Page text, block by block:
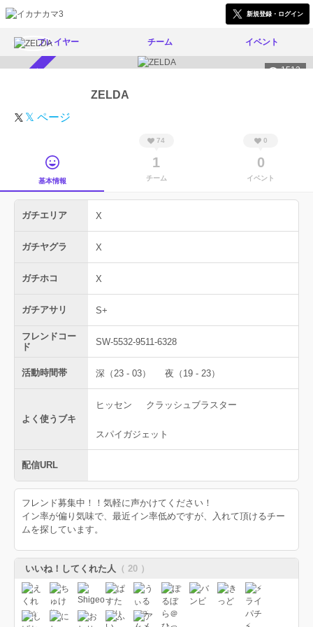
新規登録・ログイン
プレイヤー チーム イベント
1512
ZELDA
𝕏 ページ
基本情報
74
1
チーム
0
0
イベント
ガチエリア X
ガチヤグラ X
ガチホコ X
ガチアサリ S+
フレンドコー
ド
SW-5532-9511-6328
活動時間帯 深（23 - 03） 夜（19 - 23）
よく使うブキ
ヒッセン クラッシュブラスター
スパイガジェット
配信URL
フレンド募集中！！気軽に声かけてください！
イン率が偏り気味で、最近イン率低めですが、入れて頂けるチー
ムを探しています。
いいね！してくれた人 （ 20 ）